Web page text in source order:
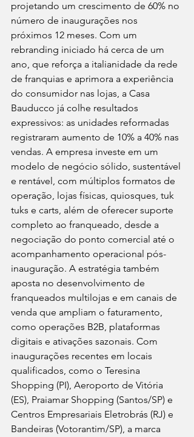
projetando um crescimento de 60% no
número de inaugurações nos
próximos 12 meses. Com um
rebranding iniciado há cerca de um
ano, que reforça a italianidade da rede
de franquias e aprimora a experiência
do consumidor nas lojas, a Casa
Bauducco já colhe resultados
expressivos: as unidades reformadas
registraram aumento de 10% a 40% nas
vendas. A empresa investe em um
modelo de negócio sólido, sustentável
e rentável, com múltiplos formatos de
operação, lojas físicas, quiosques, tuk
tuks e carts, além de oferecer suporte
completo ao franqueado, desde a
negociação do ponto comercial até o
acompanhamento operacional pós-
inauguração. A estratégia também
aposta no desenvolvimento de
franqueados multilojas e em canais de
venda que ampliam o faturamento,
como operações B2B, plataformas
digitais e ativações sazonais. Com
inaugurações recentes em locais
qualificados, como o Teresina
Shopping (PI), Aeroporto de Vitória
(ES), Praiamar Shopping (Santos/SP) e
Centros Empresariais Eletrobrás (RJ) e
Bandeiras (Votorantim/SP), a marca